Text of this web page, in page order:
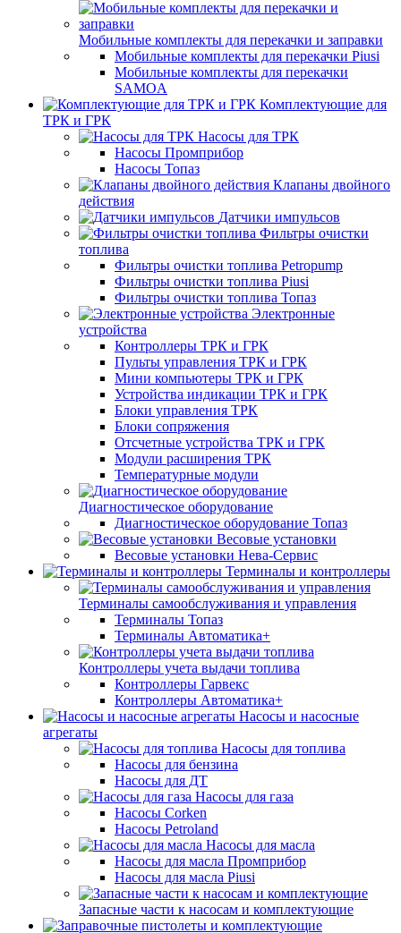
Мобильные комплекты для перекачки и заправки
Мобильные комплекты для перекачки Piusi
Мобильные комплекты для перекачки
SAMOA
Комплектующие для
ТРК и ГРК
Насосы для ТРК
Насосы Промприбор
Насосы Топаз
Клапаны двойного
действия
Датчики импульсов
Фильтры очистки
топлива
Фильтры очистки топлива Petropump
Фильтры очистки топлива Piusi
Фильтры очистки топлива Топаз
Электронные
устройства
Контроллеры ТРК и ГРК
Пульты управления ТРК и ГРК
Мини компьютеры ТРК и ГРК
Устройства индикации ТРК и ГРК
Блоки управления ТРК
Блоки сопряжения
Отсчетные устройства ТРК и ГРК
Модули расширения ТРК
Температурные модули
Диагностическое оборудование
Диагностическое оборудование Топаз
Весовые установки
Весовые установки Нева-Сервис
Терминалы и контроллеры
Терминалы самообслуживания и управления
Терминалы Топаз
Терминалы Автоматика+
Контроллеры учета выдачи топлива
Контроллеры Гарвекс
Контроллеры Автоматика+
Насосы и насосные
агрегаты
Насосы для топлива
Насосы для бензина
Насосы для ДТ
Насосы для газа
Насосы Corken
Насосы Petroland
Насосы для масла
Насосы для масла Промприбор
Насосы для масла Piusi
Запасные части к насосам и комплектующие